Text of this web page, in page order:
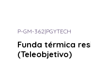
P-GM-362|PGYTECH
Funda térmica
(Teleobjetivo)